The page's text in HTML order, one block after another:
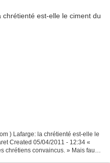
) Lafarge: la chrétienté est-elle le
Created 05/04/2011 - 12:34 «
chrétiens convaincus. » Mais faut-il